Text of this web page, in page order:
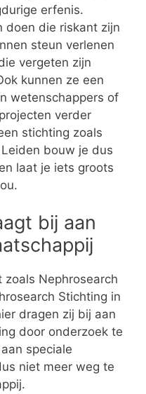
erfenis.
doen die riskant zijn
steun verlenen
vergeten zijn
kunnen ze een
wetenschappers of
verder
stichting zoals
bouw je dus
laat je iets groots
bij aan
Nephrosearch
Stichting in
dragen zij bij aan
door onderzoek te
aan speciale
niet meer weg te